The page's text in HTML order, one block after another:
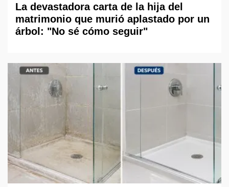
La devastadora carta de la hija del
matrimonio que murió aplastado por un
árbol: "No sé cómo seguir"